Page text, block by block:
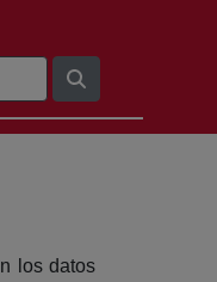
los datos